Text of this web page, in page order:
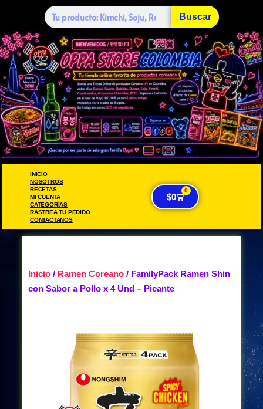
Buscar
INICIO
NOSOTROS
RECETAS
MI CUENTA
CATEGORÍAS
RASTREA TU PEDIDO
CONTACTANOS
$0
0
Inicio / Ramen Coreano / FamilyPack Ramen Shin
con Sabor a Pollo x 4 Und – Picante